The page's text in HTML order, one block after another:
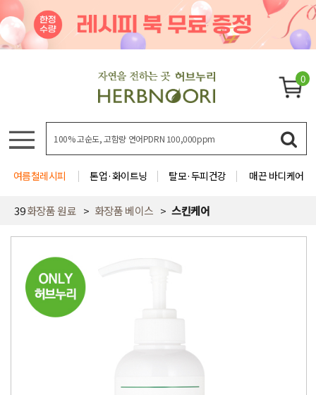
0
여름철레시피 톤업·화이트닝 탈모·두피건강 매끈 바디케어
39화장품 원료 화장품 베이스 스킨케어